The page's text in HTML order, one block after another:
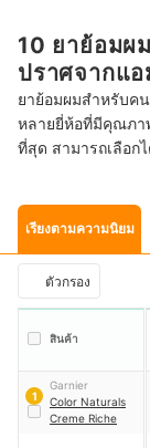
10 ยาย้อมผ
ปราศจากแอ
ยาย้อมผมสำหรับค
หลายยี่ห้อที่มีคุณภา
ที่สุด สามารถเลือก
เรียงตามความนิยม
ตัวกรอง
สินค้า
1
Garnier
Color Naturals
Creme Riche